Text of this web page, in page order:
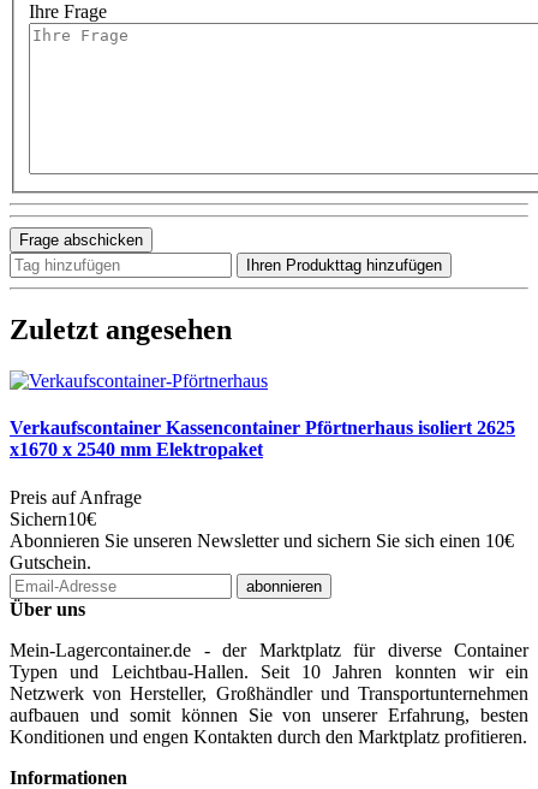
Ihre Frage
Frage abschicken
Tag
hinzufügen
Ihren Produkttag hinzufügen
Zuletzt angesehen
Verkaufscontainer Kassencontainer Pförtnerhaus isoliert 2625
x1670 x 2540 mm Elektropaket
Preis auf Anfrage
Sichern10€
Abonnieren Sie unseren Newsletter und sichern Sie sich einen 10€
Gutschein.
Email-
Adresse
abonnieren
Über uns
Mein-Lagercontainer.de - der Marktplatz für diverse Container
Typen und Leichtbau-Hallen. Seit 10 Jahren konnten wir ein
Netzwerk von Hersteller, Großhändler und Transportunternehmen
aufbauen und somit können Sie von unserer Erfahrung, besten
Konditionen und engen Kontakten durch den Marktplatz profitieren.
Informationen